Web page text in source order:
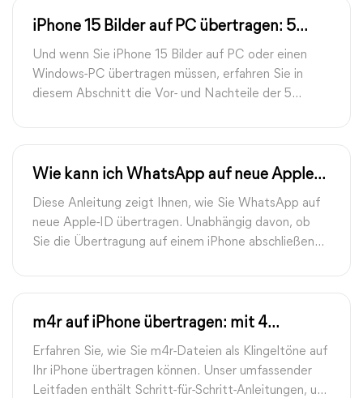
iPhone 15 Bilder auf PC übertragen: 5
Möglichkeiten kostenlos
Und wenn Sie iPhone 15 Bilder auf PC oder einen
Windows-PC übertragen müssen, erfahren Sie in
diesem Abschnitt die Vor- und Nachteile der 5
Wie kann ich WhatsApp auf neue Apple-
ID übertragen?
Diese Anleitung zeigt Ihnen, wie Sie WhatsApp auf
neue Apple-ID übertragen. Unabhängig davon, ob
Sie die Übertragung auf einem iPhone abschließen
m4r auf iPhone übertragen: mit 4
Methoden tun
Erfahren Sie, wie Sie m4r-Dateien als Klingeltöne auf
Ihr iPhone übertragen können. Unser umfassender
Leitfaden enthält Schritt-für-Schritt-Anleitungen, um